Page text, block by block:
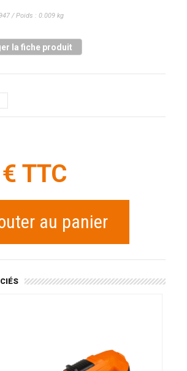
/ Poids : 0.009 kg
la fiche produit
TTC
au panier